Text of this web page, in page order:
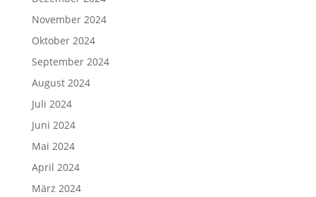
November 2024
Oktober 2024
September 2024
August 2024
Juli 2024
Juni 2024
Mai 2024
April 2024
März 2024